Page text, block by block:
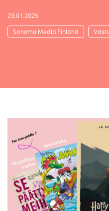
23.01.2025
Sanoma Media Finland